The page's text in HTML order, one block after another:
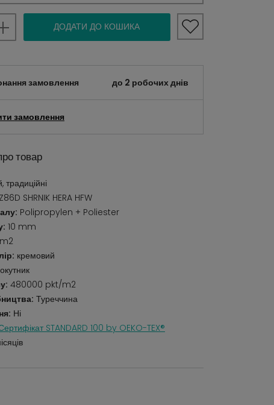
ДОДАТИ ДО КОШИКА
замовлення до 2 робочих днів
замовлення
товар
традиційні
SHRNIK HERA HFW
Polipropylen + Poliester
10 mm
кремовий
480000 pkt/m2
Туреччина
Ні
STANDARD 100 by OEKO-TEX®